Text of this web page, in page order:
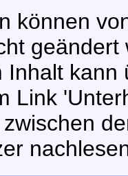
können
Inhalt
Link